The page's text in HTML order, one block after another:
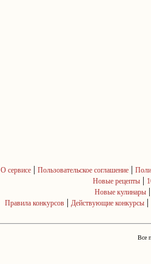
О сервисе| Пользовательское соглашение|
Новые рецепты |
Новые кулинары
Правила конкурсов | Действующие конкурсы |
Все